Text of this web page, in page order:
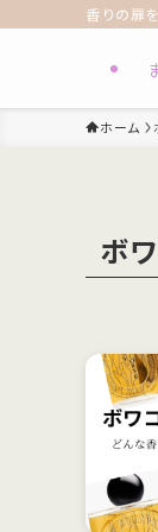
香りの扉
ホーム
ボ